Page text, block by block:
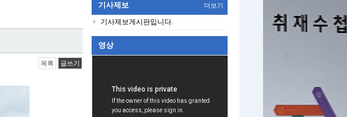
목록 글쓰기
기사제보 더보기
기사제보게시판입니다.
영상